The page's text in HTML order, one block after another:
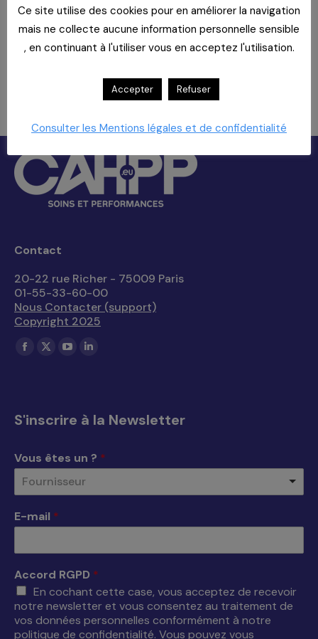
changement.
Les offres nona : outil Master’Chef +
proposition d’aide à la
Contact
20-22 rue Richer - 75009 Paris
01-55-33-60-00
Nous Contacter (support)
Copyright 2025
Trouvez nous sur :
La
dans
nouvelle
fenêtre
La
dans
nouvelle
fenêtre
La
dans
nouvelle
fenêtre
La
dans
nouvelle
S'inscrire à la Newsletter
Vous êtes un ? *
Fournisseur
E-mail *
Accord RGPD *
En cochant cette case, vous acceptez de recevoir
notre newsletter et vous consentez au traitement de
vos données personnelles conformément à notre
politique de confidentialité. Vous pouvez vous
Ce site utilise des cookies pour en améliorer la navigation
mais ne collecte aucune information personnelle sensible
, en continuant à l'utiliser vous en acceptez l'utilisation.
Accepter Refuser
Consulter les Mentions légales et de confidentialité